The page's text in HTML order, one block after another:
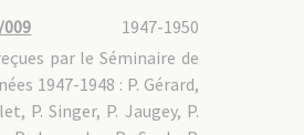
009
1947-1950
par le Séminaire de
1947-1948 : P. Gérard,
P. Singer, P. Jaugey, P.